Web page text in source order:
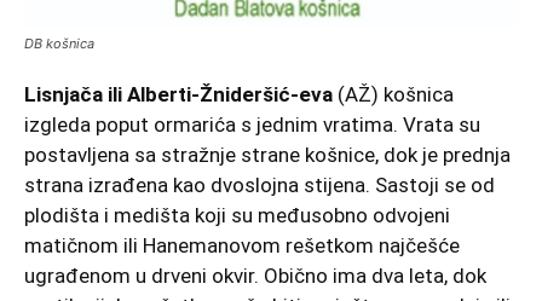
DB košnica
Lisnjača ili Alberti-Žnideršić-eva (AŽ) košnica
izgleda poput ormarića s jednim vratima. Vrata su
postavljena sa stražnje strane košnice, dok je prednja
strana izrađena kao dvoslojna stijena. Sastoji se od
plodišta i medišta koji su međusobno odvojeni
matičnom ili Hanemanovom rešetkom najčešće
ugrađenom u drveni okvir. Obično ima dva leta, dok